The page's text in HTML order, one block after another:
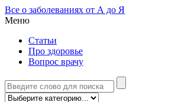
Все о заболеваниях от А до Я
Меню
Статьи
Про здоровье
Вопрос врачу